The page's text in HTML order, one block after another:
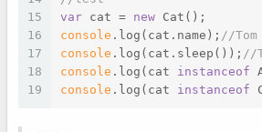
15
16
17
18
19
var cat = new Cat();
console .log(cat.name); //Tom
console .log(cat.sleep()); //
console .log(cat instanceof
console .log(cat instanceof